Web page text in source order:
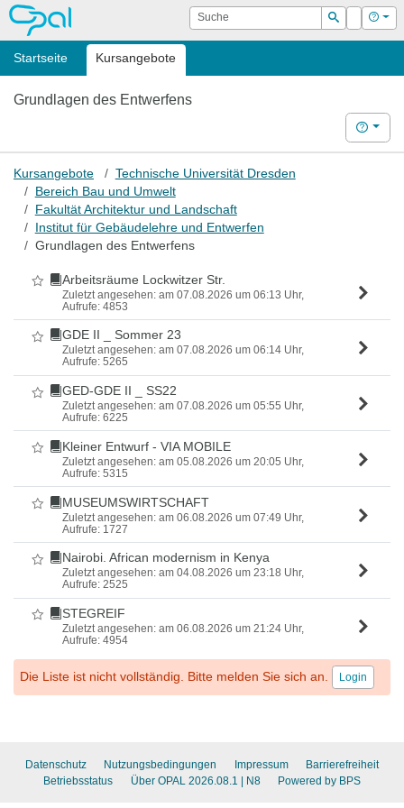
OPAL Suche
Suchen
Login Hilfe
Startseite Kursangebote
Grundlagen des Entwerfens
Hilfe
Kursangebote
Technische Universität Dresden
Bereich Bau und Umwelt
Fakultät Architektur und Landschaft
Institut für Gebäudelehre und Entwerfen
Grundlagen des Entwerfens
Als Favorit markieren
Arbeitsräume Lockwitzer Str.
Zuletzt angesehen: am 07.08.2026 um 06:13 Uhr,
Aufrufe: 4853
Als Favorit markieren
GDE II _ Sommer 23
Zuletzt angesehen: am 07.08.2026 um 06:14 Uhr,
Aufrufe: 5265
Als Favorit markieren
GED-GDE II _ SS22
Zuletzt angesehen: am 07.08.2026 um 05:55 Uhr,
Aufrufe: 6225
Als Favorit markieren
Kleiner Entwurf - VIA MOBILE
Zuletzt angesehen: am 05.08.2026 um 20:05 Uhr,
Aufrufe: 5315
Als Favorit markieren
MUSEUMSWIRTSCHAFT
Zuletzt angesehen: am 06.08.2026 um 07:49 Uhr,
Aufrufe: 1727
Als Favorit markieren
Nairobi. African modernism in Kenya
Zuletzt angesehen: am 04.08.2026 um 23:18 Uhr,
Aufrufe: 2525
Als Favorit markieren
STEGREIF
Zuletzt angesehen: am 06.08.2026 um 21:24 Uhr,
Aufrufe: 4954
Die Liste ist nicht vollständig. Bitte melden Sie sich an. Login
Datenschutz Nutzungsbedingungen Impressum
Barrierefreiheit
Betriebsstatus
Über OPAL 2026.08.1 | N8 Powered by BPS